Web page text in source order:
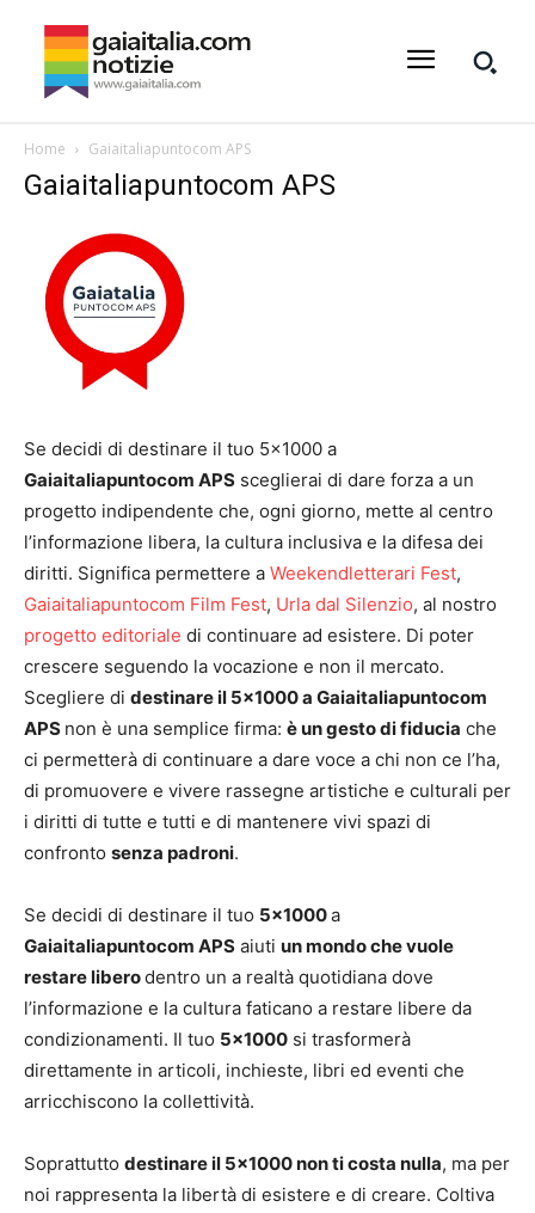
Home Gaiaitaliapuntocom APS
Gaiaitaliapuntocom APS
Se decidi di destinare il tuo 5×1000 a
Gaiaitaliapuntocom APS sceglierai di dare forza a un
progetto indipendente che, ogni giorno, mette al centro
l’informazione libera, la cultura inclusiva e la difesa dei
diritti. Significa permettere a Weekendletterari Fest,
Gaiaitaliapuntocom Film Fest, Urla dal Silenzio, al nostro
progetto editoriale di continuare ad esistere. Di poter
crescere seguendo la vocazione e non il mercato.
Scegliere di destinare il 5×1000 a Gaiaitaliapuntocom
APS non è una semplice firma: è un gesto di fiducia che
ci permetterà di continuare a dare voce a chi non ce l’ha,
di promuovere e vivere rassegne artistiche e culturali per
i diritti di tutte e tutti e di mantenere vivi spazi di
confronto senza padroni.
Se decidi di destinare il tuo 5×1000a
Gaiaitaliapuntocom APS aiuti un mondo che vuole
restare liberodentro un a realtà quotidiana dove
l’informazione e la cultura faticano a restare libere da
condizionamenti. Il tuo 5×1000 si trasformerà
direttamente in articoli, inchieste, libri ed eventi che
arricchiscono la collettività.
Soprattutto destinare il 5×1000 non ti costa nulla, ma per
noi rappresenta la libertà di esistere e di creare. Coltiva